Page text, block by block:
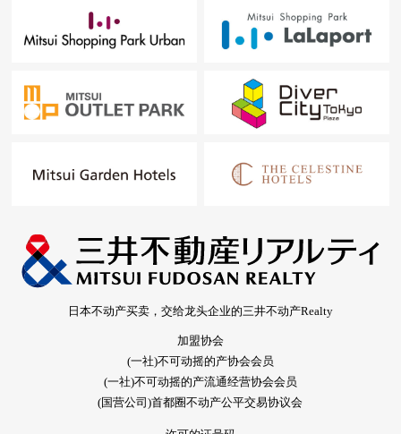
日本不动产买卖，交给龙头企业的三井不动产Realty
加盟协会
(一社)不可动摇的产协会会员
(一社)不可动摇的产流通经营协会会员
(国营公司)首都圈不动产公平交易协议会